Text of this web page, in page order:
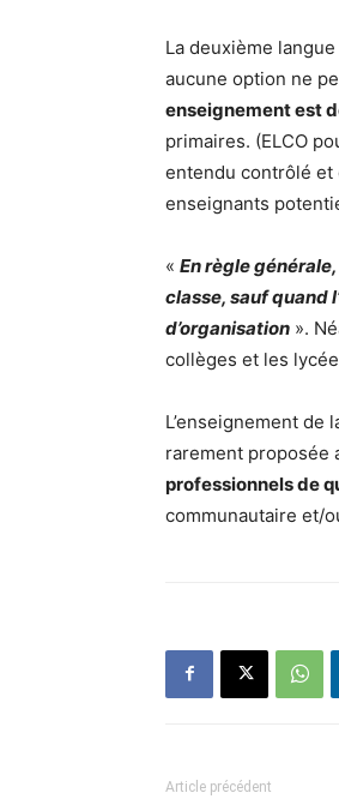
La deuxième
aucune option ne
enseignement est
primaires. (ELCO
entendu contrôlé et
enseignants
« En règle
classe, sauf quand
d’organisation ».
collèges et les
L’enseignement de
rarement proposée
professionnels de
communautaire et/
Article précédent